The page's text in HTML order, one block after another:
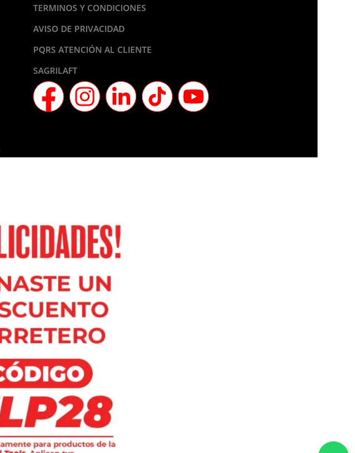
TERMINOS Y CONDICIONES
AVISO DE PRIVACIDAD
PQRS ATENCIÓN AL CLIENTE
SAGRILAFT